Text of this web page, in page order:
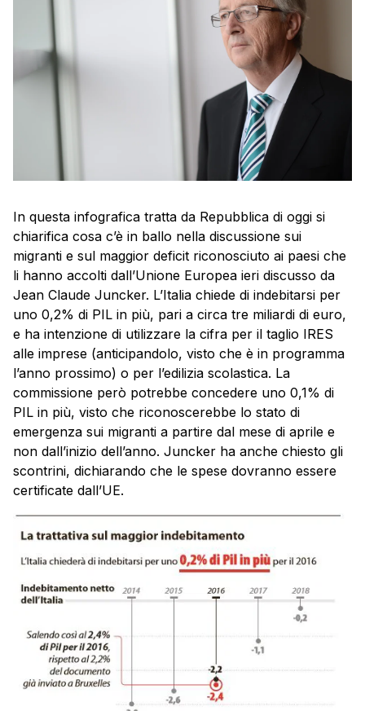
In questa infografica tratta da Repubblica di oggi si
chiarifica cosa c’è in ballo nella discussione sui
migranti e sul maggior deficit riconosciuto ai paesi che
li hanno accolti dall’Unione Europea ieri discusso da
Jean Claude Juncker. L’Italia chiede di indebitarsi per
uno 0,2% di PIL in più, pari a circa tre miliardi di euro,
e ha intenzione di utilizzare la cifra per il taglio IRES
alle imprese (anticipandolo, visto che è in programma
l’anno prossimo) o per l’edilizia scolastica. La
commissione però potrebbe concedere uno 0,1% di
PIL in più, visto che riconoscerebbe lo stato di
emergenza sui migranti a partire dal mese di aprile e
non dall’inizio dell’anno. Juncker ha anche chiesto gli
scontrini, dichiarando che le spese dovranno essere
certificate dall’UE.